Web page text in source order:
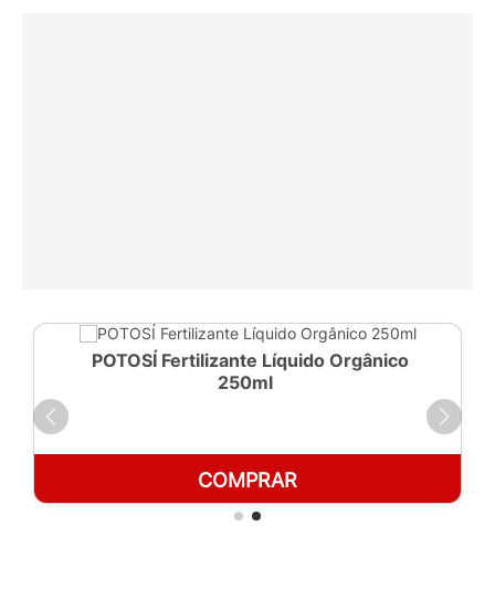
POTOSÍ Fertilizante Líquido Orgânico
250ml
COMPRAR